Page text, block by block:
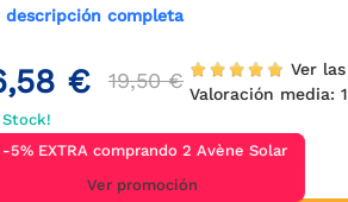
descripción completa
€ 19,50 €
Ver las
Valoración media:10
Stock!
EXTRA comprando 2 Avène Solar
Ver promoción